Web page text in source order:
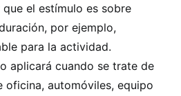
el estímulo es sobre
por ejemplo,
para la actividad.
aplicará cuando se trate de
oficina, automóviles, equipo